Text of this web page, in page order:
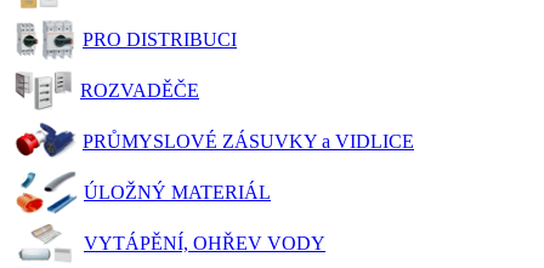
PRO DISTRIBUCI
ROZVADĚČE
PRŮMYSLOVÉ ZÁSUVKY a VIDLICE
ÚLOŽNÝ MATERIÁL
VYTÁPĚNÍ, OHŘEV VODY